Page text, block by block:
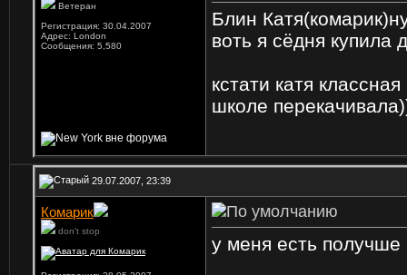
Ветеран
Регистрация: 30.04.2007
Адрес: London
Сообщения: 5,580
Блин
воть я сёдня купила
кстати катя
школе
29.07.2007, 23:39
Комарик
don't stop
у меня есть получше